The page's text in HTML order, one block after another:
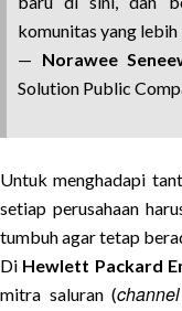
komunitas yang lebih
— Norawee
Solution Public
Untuk menghadapi
setiap perusahaan
tumbuh agar tetap
Di Hewlett Packard
mitra saluran (